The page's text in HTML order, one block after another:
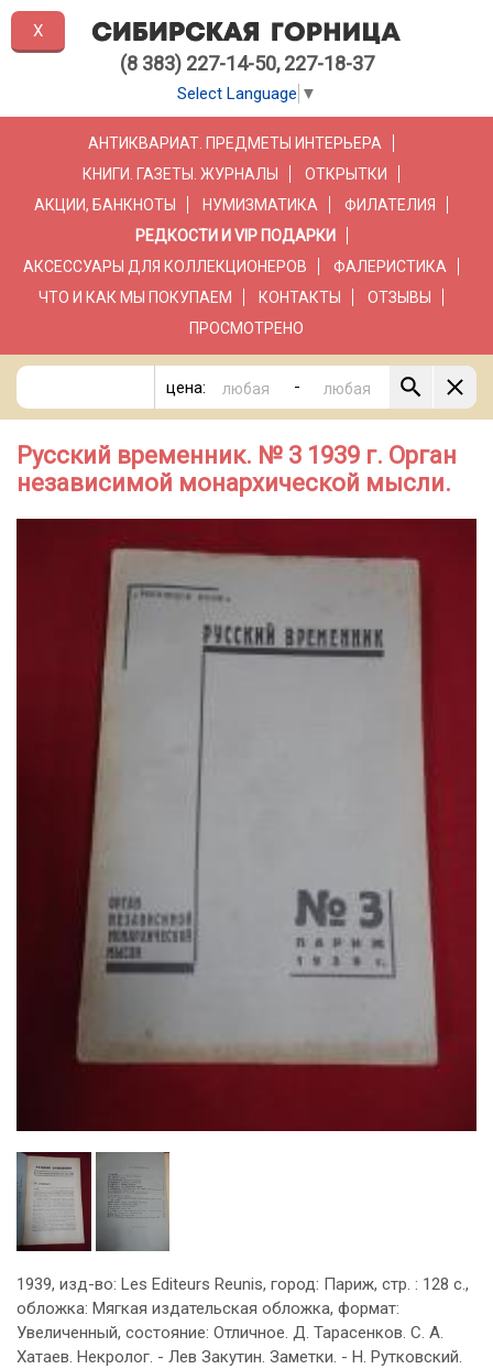
(8 383) 227-14-50, 227-18-37
Select Language ▼
АНТИКВАРИАТ. ПРЕДМЕТЫ ИНТЕРЬЕРА
КНИГИ. ГАЗЕТЫ. ЖУРНАЛЫ
ОТКРЫТКИ
АКЦИИ, БАНКНОТЫ
НУМИЗМАТИКА
ФИЛАТЕЛИЯ
РЕДКОСТИ И VIP ПОДАРКИ
АКСЕССУАРЫ ДЛЯ КОЛЛЕКЦИОНЕРОВ
ФАЛЕРИСТИКА
ЧТО И КАК МЫ ПОКУПАЕМ
КОНТАКТЫ
ОТЗЫВЫ
ПРОСМОТРЕНО
цена: -
Русский временник. № 3 1939 г. Орган
независимой монархической мысли.
1939, изд-во: Les Editeurs Reunis, город: Париж, стр. : 128 c.,
обложка: Мягкая издательская обложка, формат:
Увеличенный, состояние: Отличное. Д. Тарасенков. С. А.
Хатаев. Некролог. - Лев Закутин. Заметки. - Н. Рутковский.
X